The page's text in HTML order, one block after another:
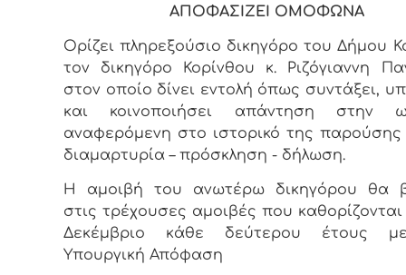
ΑΠΟΦΑΣΙΖΕΙ ΟΜΟΦΩΝΑ
Ορίζει πληρεξούσιο δικηγόρο του Δήμου
τον δικηγόρο Κορίνθου κ. Ριζόγιαννη
στον οποίο δίνει εντολή όπως συντάξει,
και κοινοποιήσει απάντηση στην
αναφερόμενη στο ιστορικό της παρούσης
διαμαρτυρία – πρόσκληση - δήλωση.
Η αμοιβή του ανωτέρω δικηγόρου θα
στις τρέχουσες αμοιβές που
Δεκέμβριο κάθε δεύτερου έτους
Υπουργική Απόφαση